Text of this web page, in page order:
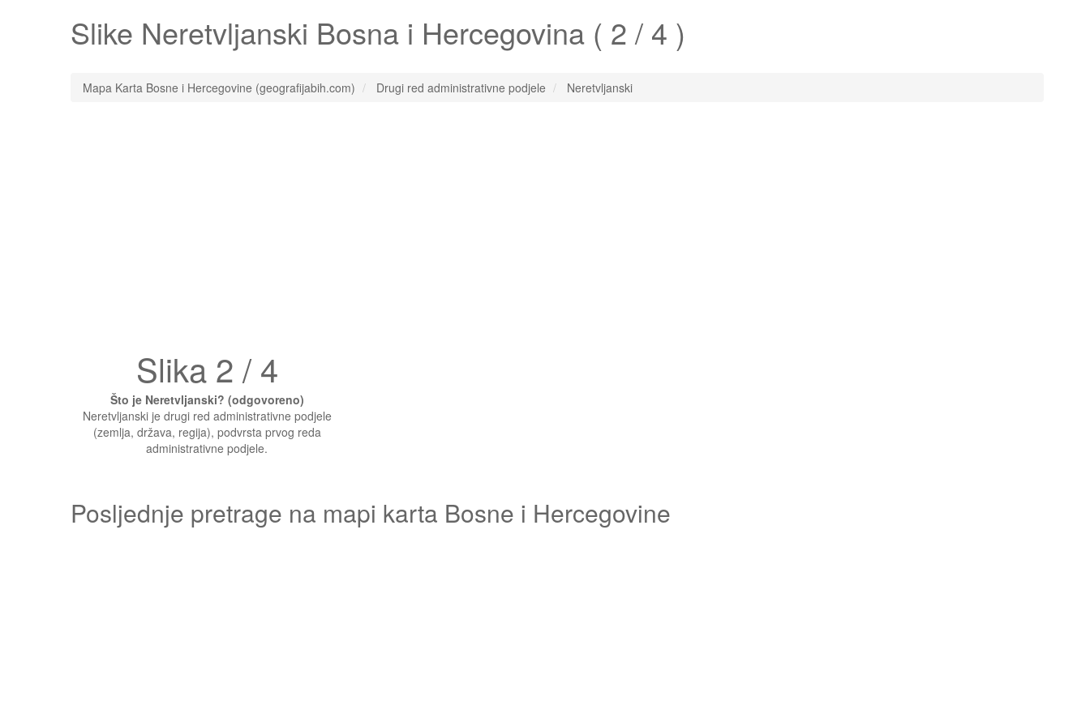
Slike Neretvljanski Bosna i Hercegovina ( 2 / 4 )
Mapa Karta Bosne i Hercegovine (geografijabih.com) Drugi red administrativne podjele Neretvljanski
Slika 2 / 4
Što je Neretvljanski? (odgovoreno)
Neretvljanski je drugi red administrativne podjele
(zemlja, država, regija), podvrsta prvog reda
administrativne podjele.
Posljednje pretrage na mapi karta Bosne i Hercegovine